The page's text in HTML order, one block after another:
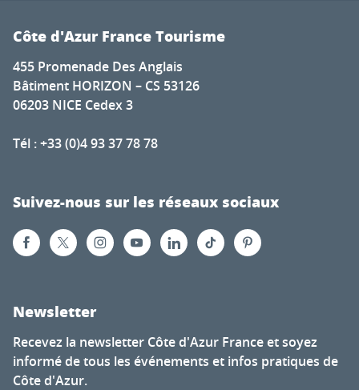
Côte d'Azur France Tourisme
455 Promenade Des Anglais
Bâtiment HORIZON – CS 53126
06203 NICE Cedex 3
Tél : +33 (0)4 93 37 78 78
Suivez-nous sur les réseaux sociaux
Newsletter
Recevez la newsletter Côte d'Azur France et soyez
informé de tous les événements et infos pratiques de
Côte d'Azur.